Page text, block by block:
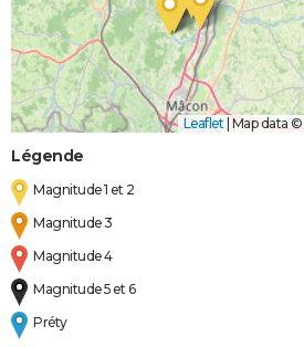
Leaflet Map data ©
Légende
Magnitude 1 et 2
Magnitude 3
Magnitude 4
Magnitude 5 et 6
Préty